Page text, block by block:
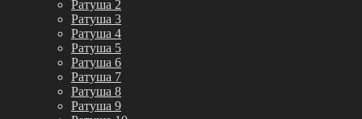
Ратуша 2
Ратуша 3
Ратуша 4
Ратуша 5
Ратуша 6
Ратуша 7
Ратуша 8
Ратуша 9